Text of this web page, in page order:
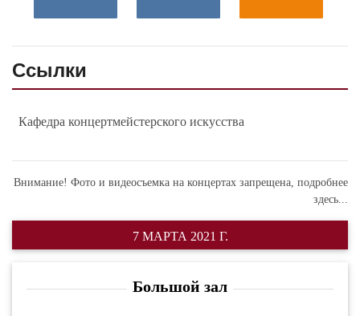
Ссылки
Кафедра концертмейстерского искусства
Внимание! Фото и видеосъемка на концертах запрещена, подробнее
здесь...
7 МАРТА 2021 Г.
Большой зал